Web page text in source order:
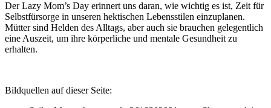
Der Lazy Mom’s Day erinnert uns daran, wie wichtig es ist, Zeit für
Selbstfürsorge in unseren hektischen Lebensstilen einzuplanen.
Mütter sind Helden des Alltags, aber auch sie brauchen gelegentlich
eine Auszeit, um ihre körperliche und mentale Gesundheit zu
erhalten.
Bildquellen auf dieser Seite: